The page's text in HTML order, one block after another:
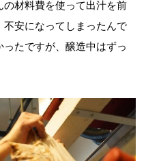
材料費を使って出汁を前
安になってしまったんで
たですが、醸造中はずっ